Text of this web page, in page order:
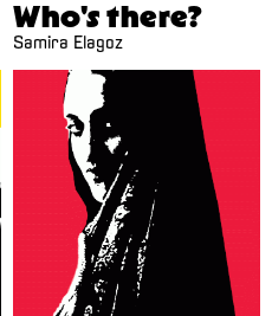
Who's there?
Samira Elagoz